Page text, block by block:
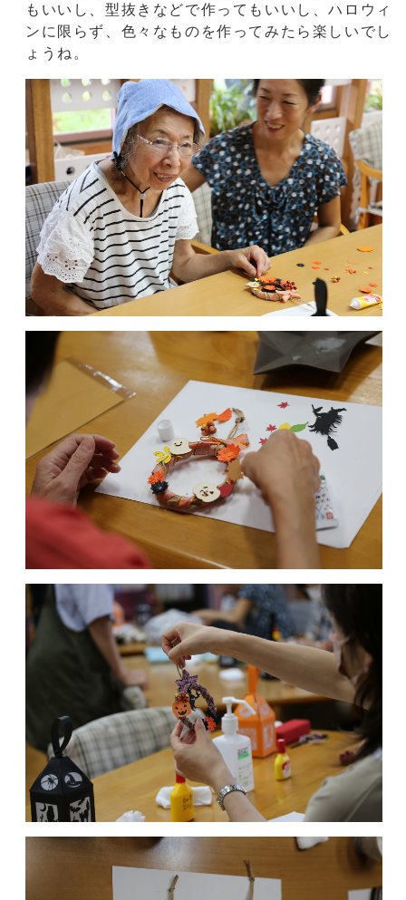
もいいし、型抜きなどで作ってもいいし、ハロウィ
ンに限らず、色々なものを作ってみたら楽しいでし
ょうね。